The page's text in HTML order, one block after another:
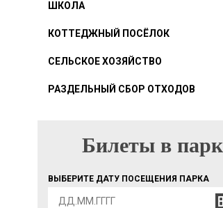
ШКОЛА
КОТТЕДЖНЫЙ ПОСЁЛОК
СЕЛЬСКОЕ ХОЗЯЙСТВО
РАЗДЕЛЬНЫЙ СБОР ОТХОДОВ
БИЛЕТЫ В ПАРК
Билеты в парк
ВЫБЕРИТЕ ДАТУ ПОСЕЩЕНИЯ ПАРКА